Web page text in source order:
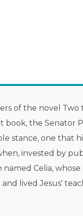
of the novel
the Senator
stance, one that
invested by
Celia,
lived Jesus'